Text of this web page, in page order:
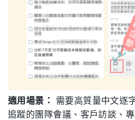
適用場景：
需要高質量中文逐
追蹤的團隊會議、客戶訪談、專